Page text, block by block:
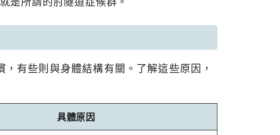
有些則與身體結構有關。了解這些原因，
具體原因